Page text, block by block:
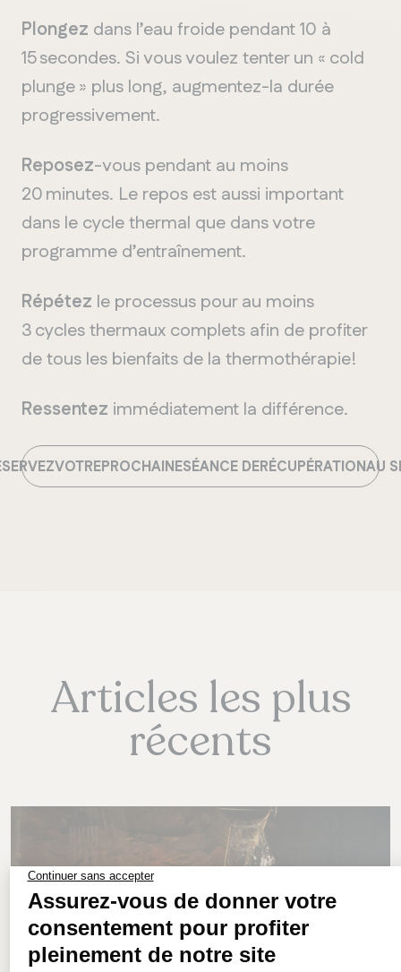
Winnipeg
Plongez dans l’eau froide pendant 10 à
15 secondes. Si vous voulez tenter un « cold
plunge » plus long, augmentez-la durée
progressivement.
Reposez-vous pendant au moins
20 minutes. Le repos est aussi important
dans le cycle thermal que dans votre
programme d’entraînement.
Répétez le processus pour au moins
3 cycles thermaux complets afin de profiter
de tous les bienfaits de la thermothérapie!
Ressentez immédiatement la différence.
VOTREPROCHAINESÉANCE DERÉCUPÉRATIONAU
Articles les plus
récents